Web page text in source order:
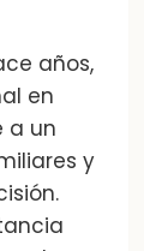
años,
en
a un
y